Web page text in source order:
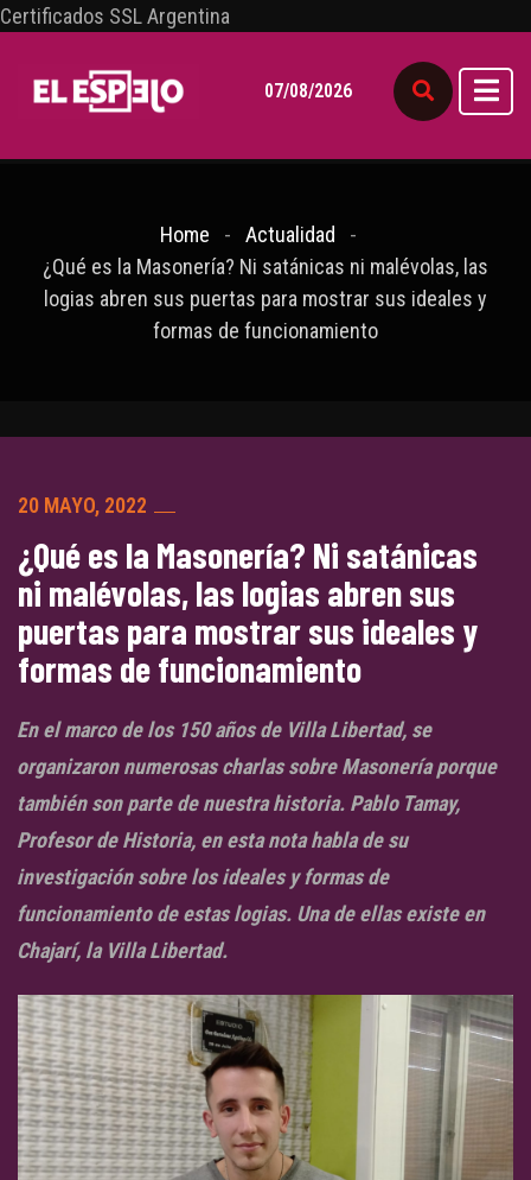
Certificados SSL Argentina
07/08/2026
Home
Actualidad
¿Qué es la Masonería? Ni satánicas ni malévolas, las
logias abren sus puertas para mostrar sus ideales y
formas de funcionamiento
20 MAYO, 2022
¿Qué es la Masonería? Ni satánicas
ni malévolas, las logias abren sus
puertas para mostrar sus ideales y
formas de funcionamiento
En el marco de los 150 años de Villa Libertad, se
organizaron numerosas charlas sobre Masonería porque
también son parte de nuestra historia. Pablo Tamay,
Profesor de Historia, en esta nota habla de su
investigación sobre los ideales y formas de
funcionamiento de estas logias. Una de ellas existe en
Chajarí, la Villa Libertad.